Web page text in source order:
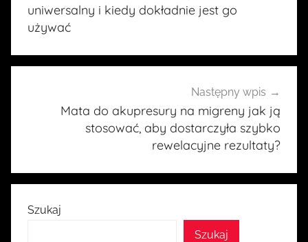
uniwersalny i kiedy dokładnie jest go
używać
Następny wpis
Mata do akupresury na migreny jak ją
stosować, aby dostarczyła szybko
rewelacyjne rezultaty?
Szukaj
Szukaj